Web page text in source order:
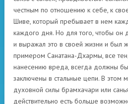
честным по отношению к себе, к
Шиве, который пребывает в нем
каждого дня. Но для того, чтобы он
и выражал это в своей жизни и был
примером Санатана-Дхармы, все
нанесению вреда, всегда должны
заключены в стальные цепи. В этом
духовной силы брамхачари или
действительно есть больше